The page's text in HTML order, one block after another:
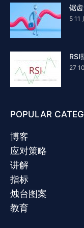
锯
5 11
RSI
27
POPULAR
博客
应对策略
讲解
指标
烛台图案
教育